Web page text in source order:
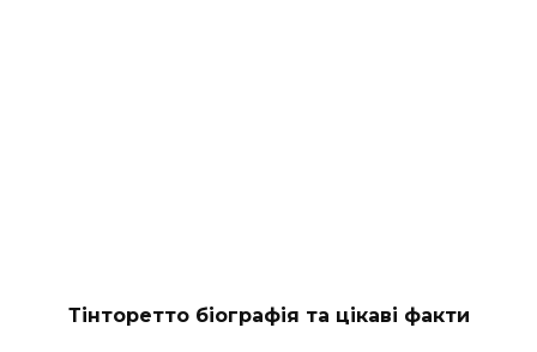
Тінторетто біографія та цікаві факти